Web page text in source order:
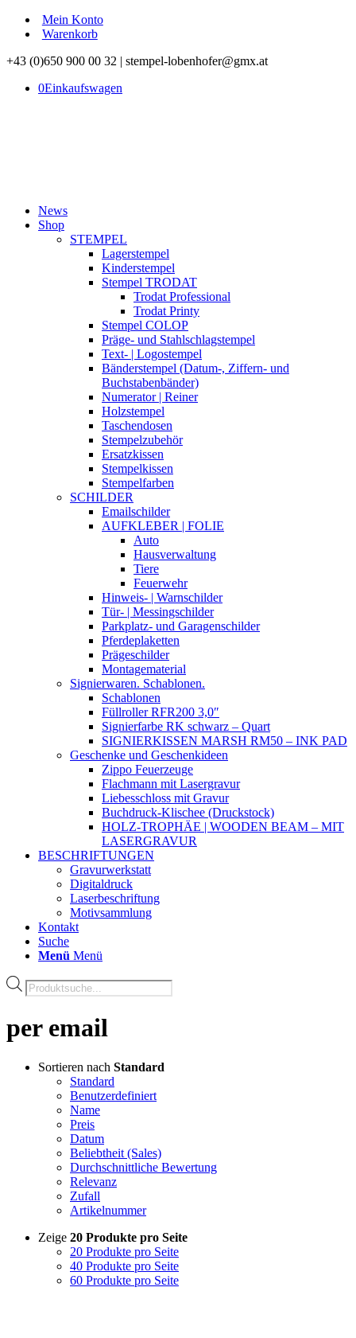
Mein Konto
Warenkorb
+43 (0)650 900 00 32 | stempel-lobenhofer@gmx.at
0Einkaufswagen
News
Shop
STEMPEL
Lagerstempel
Kinderstempel
Stempel TRODAT
Trodat Professional
Trodat Printy
Stempel COLOP
Präge- und Stahlschlagstempel
Text- | Logostempel
Bänderstempel (Datum-, Ziffern- und
Buchstabenbänder)
Numerator | Reiner
Holzstempel
Taschendosen
Stempelzubehör
Ersatzkissen
Stempelkissen
Stempelfarben
SCHILDER
Emailschilder
AUFKLEBER | FOLIE
Auto
Hausverwaltung
Tiere
Feuerwehr
Hinweis- | Warnschilder
Tür- | Messingschilder
Parkplatz- und Garagenschilder
Pferdeplaketten
Prägeschilder
Montagematerial
Signierwaren. Schablonen.
Schablonen
Füllroller RFR200 3,0″
Signierfarbe RK schwarz – Quart
SIGNIERKISSEN MARSH RM50 – INK PAD
Geschenke und Geschenkideen
Zippo Feuerzeuge
Flachmann mit Lasergravur
Liebesschloss mit Gravur
Buchdruck-Klischee (Druckstock)
HOLZ-TROPHÄE | WOODEN BEAM – MIT
LASERGRAVUR
BESCHRIFTUNGEN
Gravurwerkstatt
Digitaldruck
Laserbeschriftung
Motivsammlung
Kontakt
Suche
Menü Menü
Products
search
per email
Sortieren nach Standard
Standard
Benutzerdefiniert
Name
Preis
Datum
Beliebtheit (Sales)
Durchschnittliche Bewertung
Relevanz
Zufall
Artikelnummer
Zeige 20 Produkte pro Seite
20 Produkte pro Seite
40 Produkte pro Seite
60 Produkte pro Seite